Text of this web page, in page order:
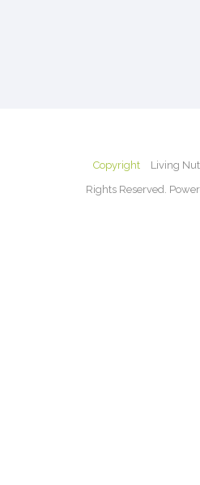
Copyright
Living
Rights Reserved.